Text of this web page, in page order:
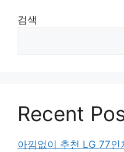
검색
Recent
아낌없이 추천 LG 77